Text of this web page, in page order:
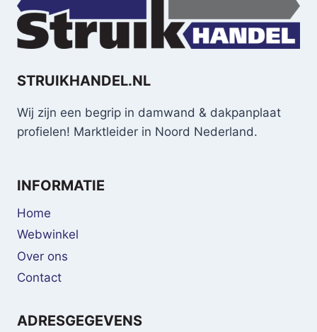
STRUIKHANDEL.NL
Wij zijn een begrip in damwand & dakpanplaat
profielen! Marktleider in Noord Nederland.
INFORMATIE
Home
Webwinkel
Over ons
Contact
ADRESGEGEVENS